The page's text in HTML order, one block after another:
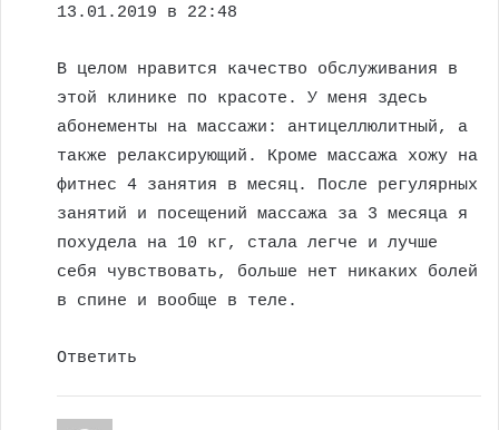
13.01.2019 в 22:48
В целом нравится качество обслуживания в
этой клинике по красоте. У меня здесь
абонементы на массажи: антицеллюлитный, а
также релаксирующий. Кроме массажа хожу на
фитнес 4 занятия в месяц. После регулярных
занятий и посещений массажа за 3 месяца я
похудела на 10 кг, стала легче и лучше
себя чувствовать, больше нет никаких болей
в спине и вообще в теле.
Ответить